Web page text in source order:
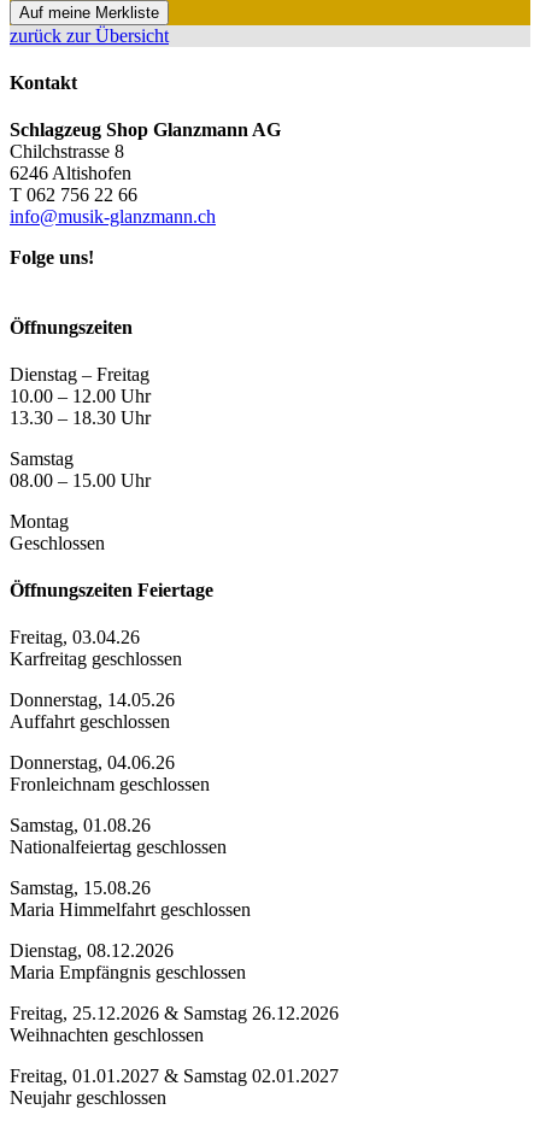
Auf meine Merkliste
zurück zur Übersicht
Kontakt
Schlagzeug Shop Glanzmann AG
Chilchstrasse 8
6246 Altishofen
T 062 756 22 66
info@musik-glanzmann.ch
Folge uns!
Öffnungszeiten
Dienstag – Freitag
10.00 – 12.00 Uhr
13.30 – 18.30 Uhr
Samstag
08.00 – 15.00 Uhr
Montag
Geschlossen
Öffnungszeiten Feiertage
Freitag, 03.04.26
Karfreitag geschlossen
Donnerstag, 14.05.26
Auffahrt geschlossen
Donnerstag, 04.06.26
Fronleichnam geschlossen
Samstag, 01.08.26
Nationalfeiertag geschlossen
Samstag, 15.08.26
Maria Himmelfahrt geschlossen
Dienstag, 08.12.2026
Maria Empfängnis geschlossen
Freitag, 25.12.2026 & Samstag 26.12.2026
Weihnachten geschlossen
Freitag, 01.01.2027 & Samstag 02.01.2027
Neujahr geschlossen